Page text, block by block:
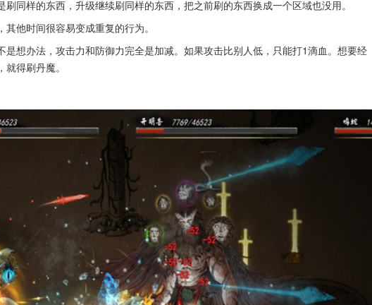
同样的东西，升级继续刷同样的东西，把之前刷的东西换成一个区域也没用。
他时间很容易变成重复的行为。
想办法，攻击力和防御力完全是加减。如果攻击比别人低，只能打1滴血。想要经
得刷丹魔。